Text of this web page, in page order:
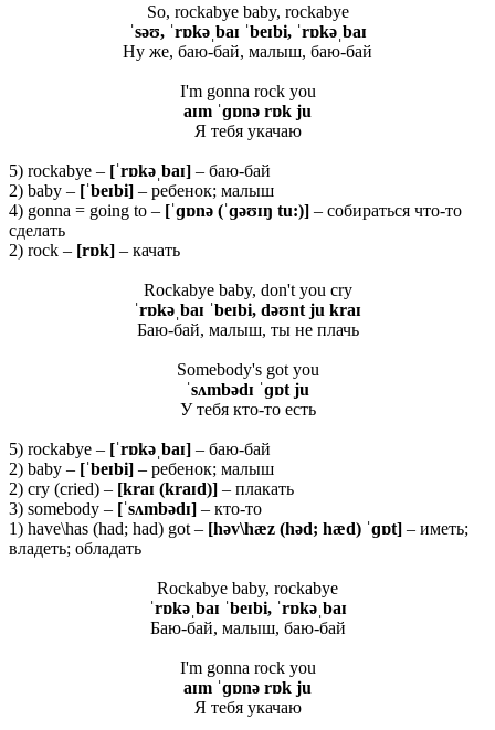
So, rockabye baby, rockabye
ˈsəʊ, ˈrɒkəˌbaɪ ˈbeɪbi, ˈrɒkəˌbaɪ
Ну же, баю-бай, малыш, баю-бай
I'm gonna rock you
aɪm ˈɡɒnə rɒk ju
Я тебя укачаю
5) rockabye – [ˈrɒkəˌbaɪ] – баю-бай
2) baby – [ˈbeɪbi] – ребенок; малыш
4) gonna = going to – [ˈɡɒnə (ˈɡəʊɪŋ tu:)] – собираться что-то
сделать
2) rock – [rɒk] – качать
Rockabye baby, don't you cry
ˈrɒkəˌbaɪ ˈbeɪbi, dəʊnt ju kraɪ
Баю-бай, малыш, ты не плачь
Somebody's got you
ˈsʌmbədɪ ˈɡɒt ju
У тебя кто-то есть
5) rockabye – [ˈrɒkəˌ baɪ] – баю-бай
2) baby – [ˈbeɪbi] – ребенок; малыш
2) cry (cried) – [kraɪ (kraɪd)] – плакать
3) somebody – [ˈsʌmbədɪ] – кто-то
1) have\has (had; had) got – [həv\hæz (həd; hæd) ˈɡɒt] – иметь;
владеть; обладать
Rockabye baby, rockabye
ˈrɒkəˌ baɪ ˈbeɪbi, ˈrɒkəˌ baɪ
Баю-бай, малыш, баю-бай
I'm gonna rock you
aɪm ˈɡɒnə rɒk ju
Я тебя укачаю